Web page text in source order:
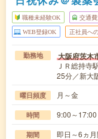
職種未経験OK 交通
WEB登録OK 正社員へ
勤務地 大阪府茨木
ＪＲ総持寺
25分／新大
曜日頻度 月～金
時間 9:00～17:00
期間 即日～6ヵ